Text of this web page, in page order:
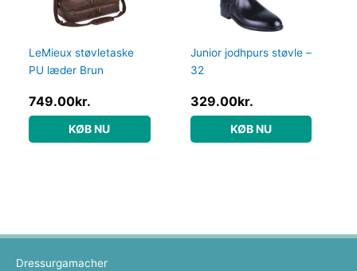
LeMieux støvletaske
PU læder Brun
749.00kr.
KØB NU
Junior jodhpurs støvle –
32
329.00kr.
KØB NU
Dressurgamacher